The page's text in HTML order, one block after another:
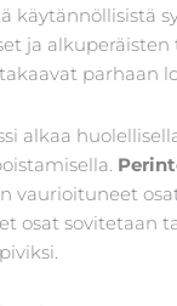
käytännöllisistä
ja
parhaan
alkaa
vaurioituneet
osat sovitetaan